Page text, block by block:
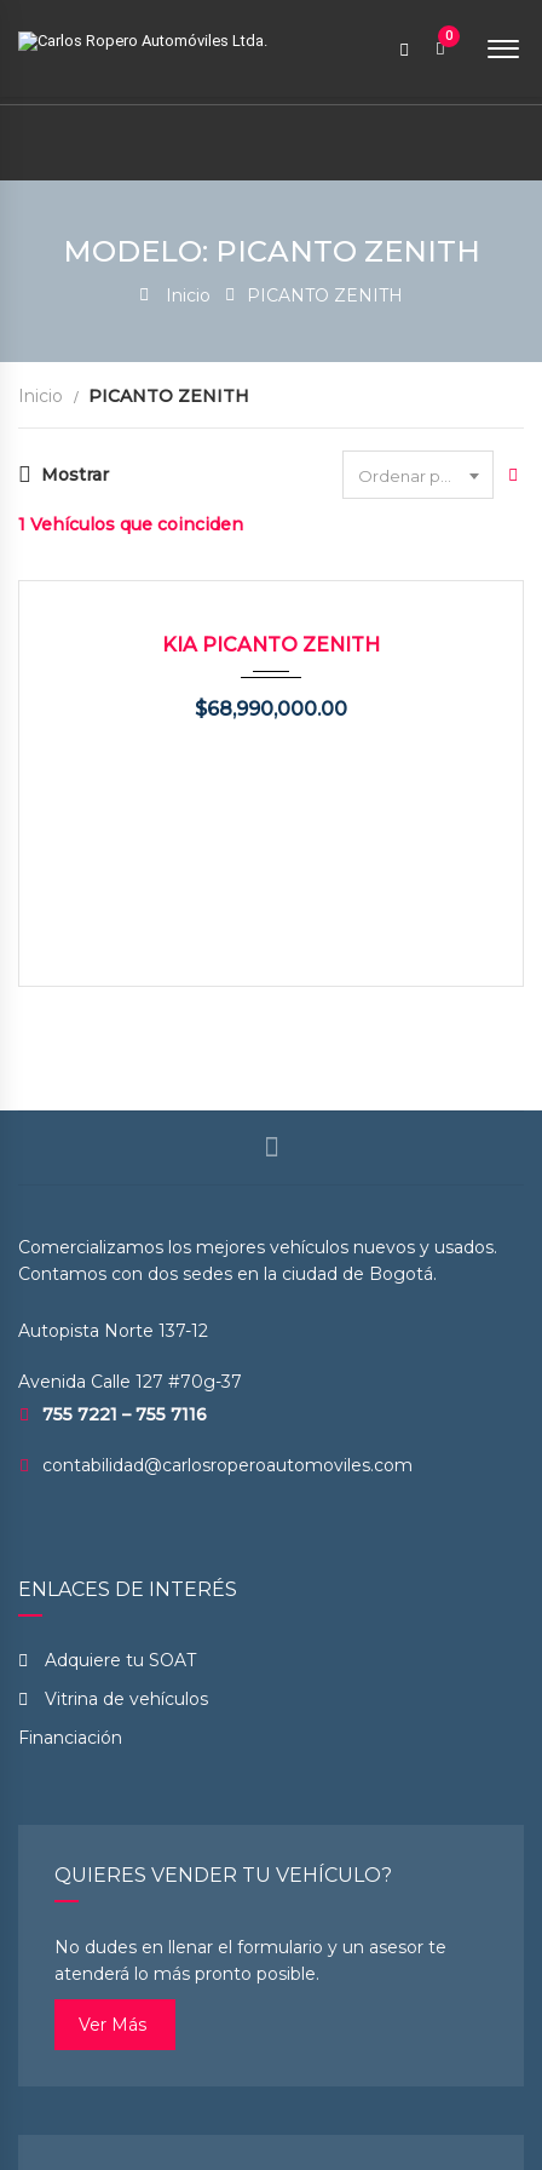
contabilidad@carlosroperoautomoviles.com
0
MODELO: PICANTO ZENITH
Inicio PICANTO ZENITH
Inicio PICANTO ZENITH
Mostrar
1 Vehículos que coinciden
KIA PICANTO ZENITH
$68,990,000.00
Comercializamos los mejores vehículos nuevos y usados.
Contamos con dos sedes en la ciudad de Bogotá.
Autopista Norte 137-12
Avenida Calle 127 #70g-37
755 7221 – 755 7116
contabilidad@carlosroperoautomoviles.com
ENLACES DE INTERÉS
Adquiere tu SOAT
Vitrina de vehículos
Financiación
QUIERES VENDER TU VEHÍCULO?
No dudes en llenar el formulario y un asesor te
atenderá lo más pronto posible.
Ver Más